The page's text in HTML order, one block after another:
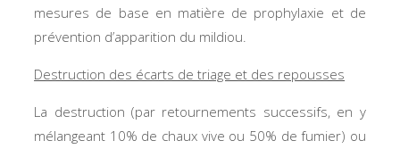
mesures de base en matière de prophylaxie et de
prévention d’apparition du mildiou.
Destruction des écarts de triage et des repousses
La destruction (par retournements successifs, en y
mélangeant 10% de chaux vive ou 50% de fumier) ou